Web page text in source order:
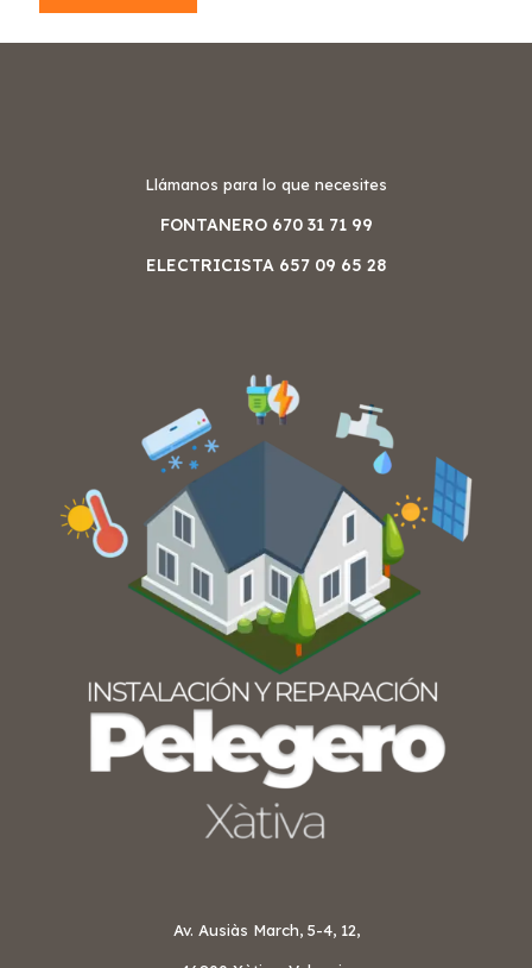
Llámanos para lo que necesites
FONTANERO 670 31 71 99
ELECTRICISTA 657 09 65 28
Av. Ausiàs March, 5-4, 12,